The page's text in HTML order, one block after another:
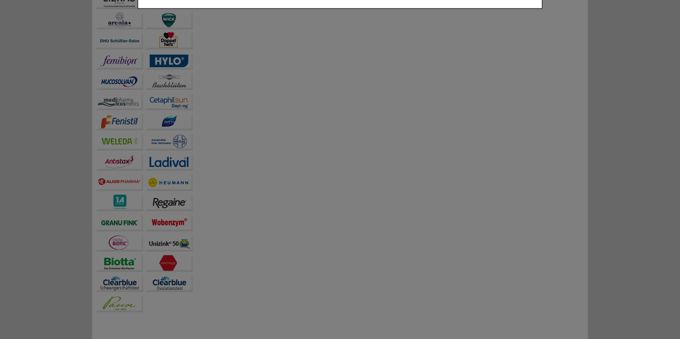
Inhalte anzuzeigen und unser Partnerprogramm zu betreiben.
Statistik & Tracking:
sammeln, mit deren Hilfe wir unsere Website weiter für Sie optimieren können, den Inhalt auf unserer Website aber
auch die Werbung auf Drittseiten möglichst relevant für Sie zu gestalten. Bitte beachten Sie, dass Daten hierfür
teilweise an Dritte wie z.B. Google oder soziale Medien übertragen werden.